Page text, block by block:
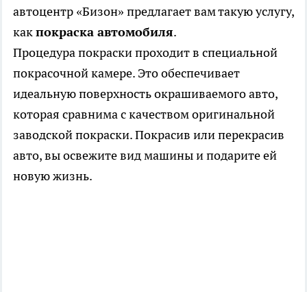
автоцентр «Бизон» предлагает вам такую услугу,
какпокраска автомобиля.
Процедура покраски проходит в специальной
покрасочной камере. Это обеспечивает
идеальную поверхность окрашиваемого авто,
которая сравнима с качеством оригинальной
заводской покраски. Покрасив или перекрасив
авто, вы освежите вид машины и подарите ей
новую жизнь.